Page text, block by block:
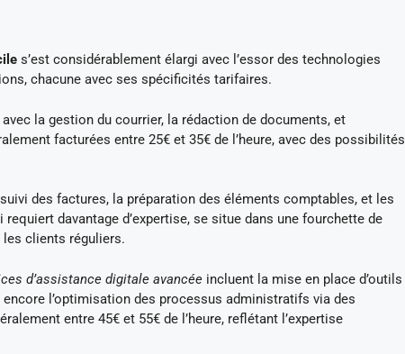
s’est considérablement élargi avec l’essor des technologies
chacune avec ses spécificités tarifaires.
la gestion du courrier, la rédaction de documents, et
facturées entre 25€ et 35€ de l’heure, avec des possibilités
des factures, la préparation des éléments comptables, et les
davantage d’expertise, se situe dans une fourchette de
les clients réguliers.
d’assistance digitale avancée incluent la mise en place d’outils
l’optimisation des processus administratifs via des
entre 45€ et 55€ de l’heure, reflétant l’expertise